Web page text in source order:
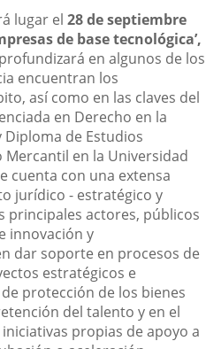
lugar el 28 de septiembre
de base tecnológica’,
profundizará en algunos de los
encuentran los
así como en las claves del
en Derecho en la
Diploma de Estudios
Mercantil en la Universidad
cuenta con una extensa
jurídico - estratégico y
principales actores, públicos
innovación y
dar soporte en procesos de
estratégicos e
protección de los bienes
del talento y en el
propias de apoyo a